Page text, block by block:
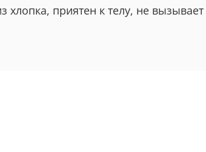
хлопка, приятен к телу, не